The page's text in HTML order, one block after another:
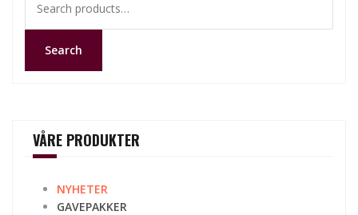
for:
Search
VÅRE PRODUKTER
NYHETER
GAVEPAKKER